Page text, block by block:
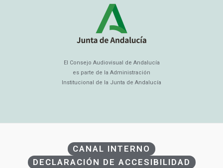
El Consejo Audiovisual de Andalucía
es parte de la Administración
Institucional de la Junta de Andalucía
CANAL INTERNO
DECLARACIÓN DE ACCESIBILIDAD